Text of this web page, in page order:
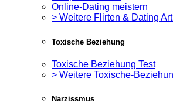
Online-Dating meistern
> Weitere Flirten & Dating
Toxische Beziehung
Toxische Beziehung Test
> Weitere Toxische-
Narzissmus